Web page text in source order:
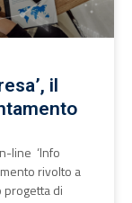
il
line ‘Info
rivolto a
progetta di